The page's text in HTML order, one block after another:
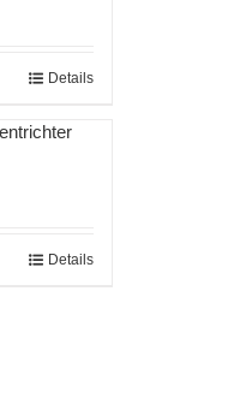
Details
Details